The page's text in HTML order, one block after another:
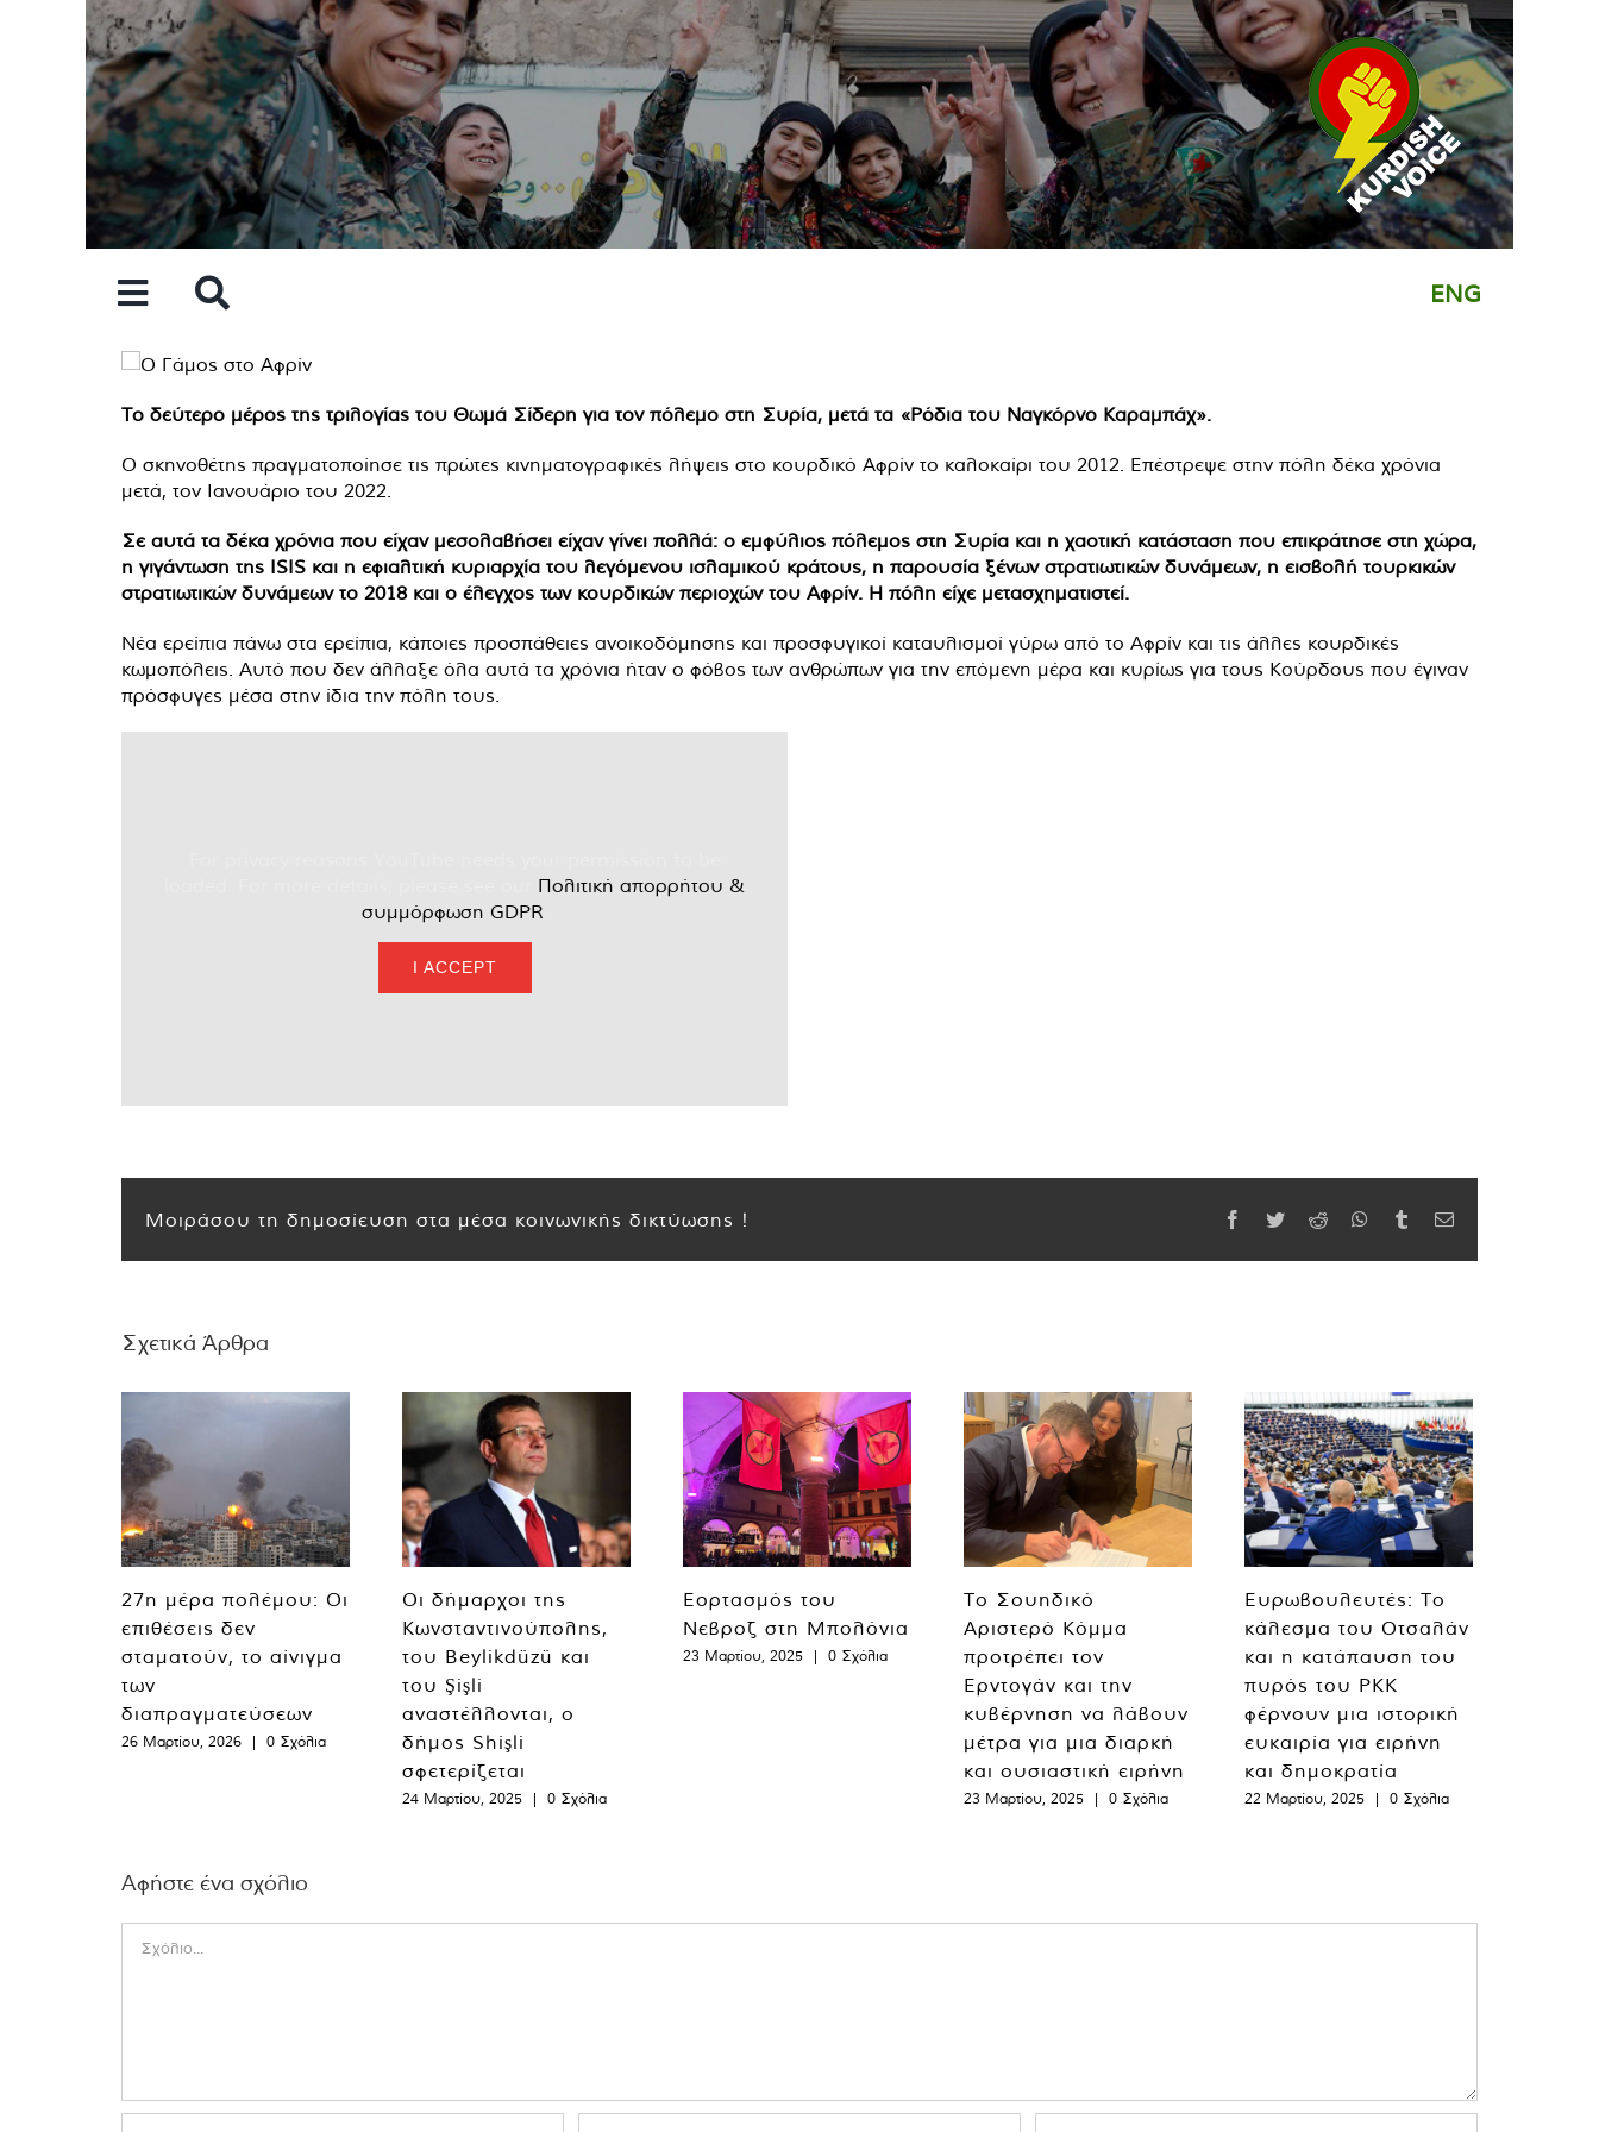
ENG
Το δεύτερο μέρος της τριλογίας του Θωμά Σίδερη για τον πόλεμο στη Συρία, μετά τα «Ρόδια του Ναγκόρνο Καραμπάχ».
Ο σκηνοθέτης πραγματοποίησε τις πρώτες κινηματογραφικές λήψεις στο κουρδικό Αφρίν το καλοκαίρι του 2012. Επέστρεψε στην πόλη δέκα χρόνια
μετά, τον Ιανουάριο του 2022.
Σε αυτά τα δέκα χρόνια που είχαν μεσολαβήσει είχαν γίνει πολλά: ο εμφύλιος πόλεμος στη Συρία και η χαοτική κατάσταση που επικράτησε στη χώρα,
η γιγάντωση της ISIS και η εφιαλτική κυριαρχία του λεγόμενου ισλαμικού κράτους, η παρουσία ξένων στρατιωτικών δυνάμεων, η εισβολή τουρκικών
στρατιωτικών δυνάμεων το 2018 και ο έλεγχος των κουρδικών περιοχών του Αφρίν. Η πόλη είχε μετασχηματιστεί.
Νέα ερείπια πάνω στα ερείπια, κάποιες προσπάθειες ανοικοδόμησης και προσφυγικοί καταυλισμοί γύρω από το Αφρίν και τις άλλες κουρδικές
κωμοπόλεις. Αυτό που δεν άλλαξε όλα αυτά τα χρόνια ήταν ο φόβος των ανθρώπων για την επόμενη μέρα και κυρίως για τους Κούρδους που έγιναν
πρόσφυγες μέσα στην ίδια την πόλη τους.
Πολιτική απορρήτου &
συμμόρφωση GDPR
I ACCEPT
Μοιράσου τη δημοσίευση στα μέσα κοινωνικής δικτύωσης ! Facebook
TwitterReddit WhatsApp
TumblrEmail
Σχετικά Άρθρα
27η μέρα πολέμου: Οι
επιθέσεις δεν
σταματούν, το αίνιγμα
των
διαπραγματεύσεων
26 Μαρτίου, 2026 | 0 Σχόλια
Οι δήμαρχοι της
Κωνσταντινούπολης,
του Beylikdüzü και
του Şişli
αναστέλλονται, ο
δήμος Shişli
σφετερίζεται
24 Μαρτίου, 2025 | 0 Σχόλια
Εορτασμός του
Νεβροζ στη Μπολόνια
23 Μαρτίου, 2025 | 0 Σχόλια
Το Σουηδικό
Αριστερό Κόμμα
προτρέπει τον
Ερντογάν και την
κυβέρνηση να λάβουν
μέτρα για μια διαρκή
και ουσιαστική ειρήνη
23 Μαρτίου, 2025 | 0 Σχόλια
Ευρωβουλευτές: Το
κάλεσμα του Οτσαλάν
και η κατάπαυση του
πυρός του PKK
φέρνουν μια ιστορική
ευκαιρία για ειρήνη
και δημοκρατία
22 Μαρτίου, 2025 | 0 Σχόλια
Αφήστε ένα σχόλιο